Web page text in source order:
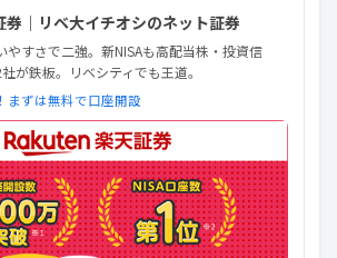
｜リベ大イチオシのネット証券
やすさで二強。新NISAも高配当株・投資信
が鉄板。リベシティでも王道。
まずは無料で口座開設